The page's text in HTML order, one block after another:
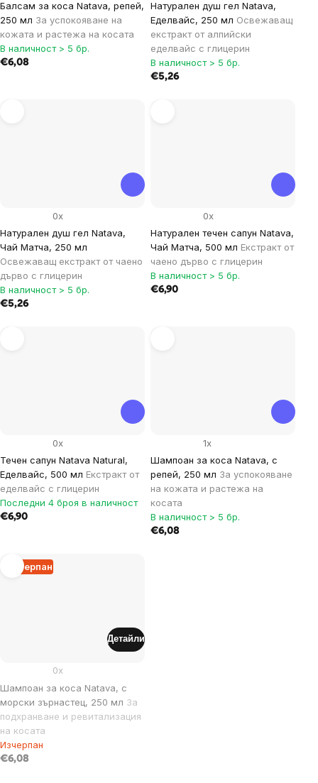
Балсам за коса Natava, репей,
250 мл За успокояване на
кожата и растежа на косата
В наличност > 5 бр.
€6,08
Натурален душ гел Natava,
Еделвайс, 250 мл Освежаващ
екстракт от алпийски
еделвайс с глицерин
В наличност > 5 бр.
€5,26
Натурален душ гел Natava,
Чай Матча, 250 мл
Освежаващ екстракт от чаено
дърво с глицерин
0x
В наличност > 5 бр.
€5,26
Натурален течен сапун Natava,
Чай Матча, 500 мл Екстракт от
чаено дърво с глицерин
0x
В наличност > 5 бр.
€6,90
Течен сапун Natava Natural,
Еделвайс, 500 мл Екстракт от
еделвайс с глицерин
0x
Последни 4 броя в наличност
€6,90
Шампоан за коса Natava, с
репей, 250 мл За успокояване
на кожата и растежа на
косата
1x
В наличност > 5 бр.
€6,08
Изчерпан
Шампоан за коса Natava, с
морски зърнастец, 250 мл За
подхранване и ревитализация
на косата
0x
Изчерпан
€6,08
Детайли